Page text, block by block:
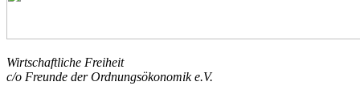
Wirtschaftliche Freiheit
c/o Freunde der Ordnungsökonomik e.V.